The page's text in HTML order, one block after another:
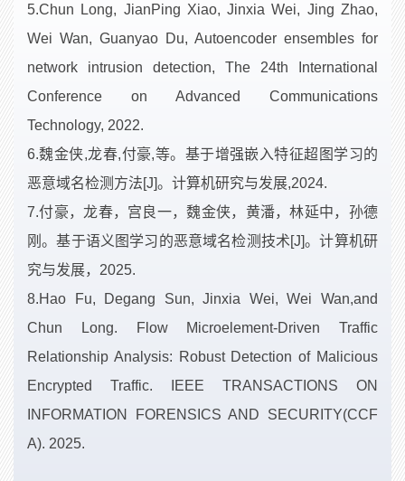
5.Chun Long, JianPing Xiao, Jinxia Wei, Jing Zhao,
Wei Wan, Guanyao Du, Autoencoder ensembles for
network intrusion detection, The 24th International
Conference on Advanced Communications
Technology, 2022.
6.魏金侠,龙春,付豪,等。基于增强嵌入特征超图学习的
恶意域名检测方法[J]。计算机研究与发展,2024.
7.付豪，龙春，宫良一，魏金侠，黄潘，林延中，孙德
刚。基于语义图学习的恶意域名检测技术[J]。计算机研
究与发展，2025.
8.Hao Fu, Degang Sun, Jinxia Wei, Wei Wan,and
Chun Long. Flow Microelement-Driven Traffic
Relationship Analysis: Robust Detection of Malicious
Encrypted Traffic. IEEE TRANSACTIONS ON
INFORMATION FORENSICS AND SECURITY(CCF
A). 2025.